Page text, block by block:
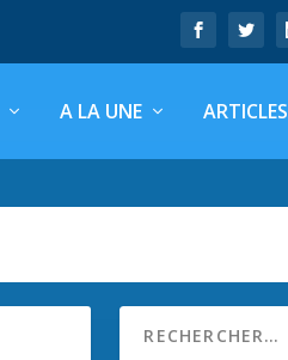
A LA UNE ARTICLES